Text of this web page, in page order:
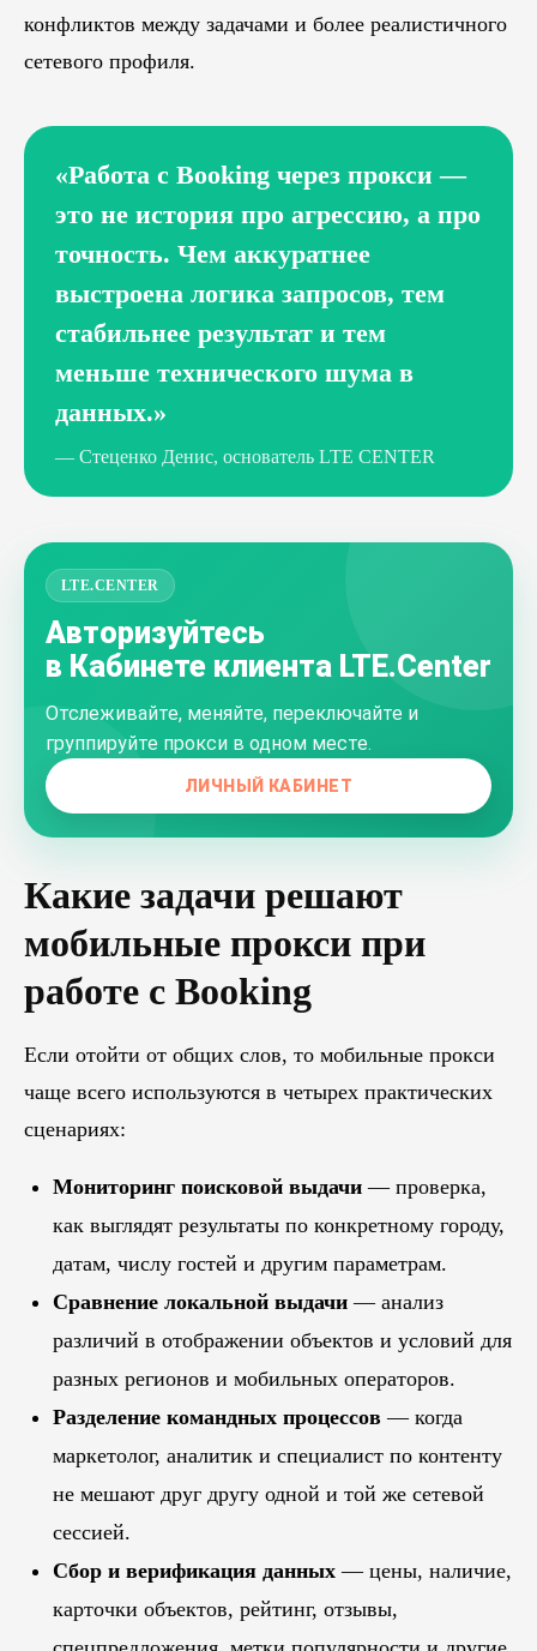
конфликтов между задачами и более реалистичного
сетевого профиля.
«Работа с Booking через прокси —
это не история про агрессию, а про
точность. Чем аккуратнее
выстроена логика запросов, тем
стабильнее результат и тем
меньше технического шума в
данных.»
— Стеценко Денис, основатель LTE CENTER
LTE.CENTER
Авторизуйтесь
в Кабинете клиента LTE.Center
Отслеживайте, меняйте, переключайте и
группируйте прокси в одном месте.
ЛИЧНЫЙ КАБИНЕТ
Какие задачи решают
мобильные прокси при
работе с Booking
Если отойти от общих слов, то мобильные прокси
чаще всего используются в четырех практических
сценариях:
Мониторинг поисковой выдачи — проверка,
как выглядят результаты по конкретному городу,
датам, числу гостей и другим параметрам.
Сравнение локальной выдачи — анализ
различий в отображении объектов и условий для
разных регионов и мобильных операторов.
Разделение командных процессов — когда
маркетолог, аналитик и специалист по контенту
не мешают друг другу одной и той же сетевой
сессией.
Сбор и верификация данных — цены, наличие,
карточки объектов, рейтинг, отзывы,